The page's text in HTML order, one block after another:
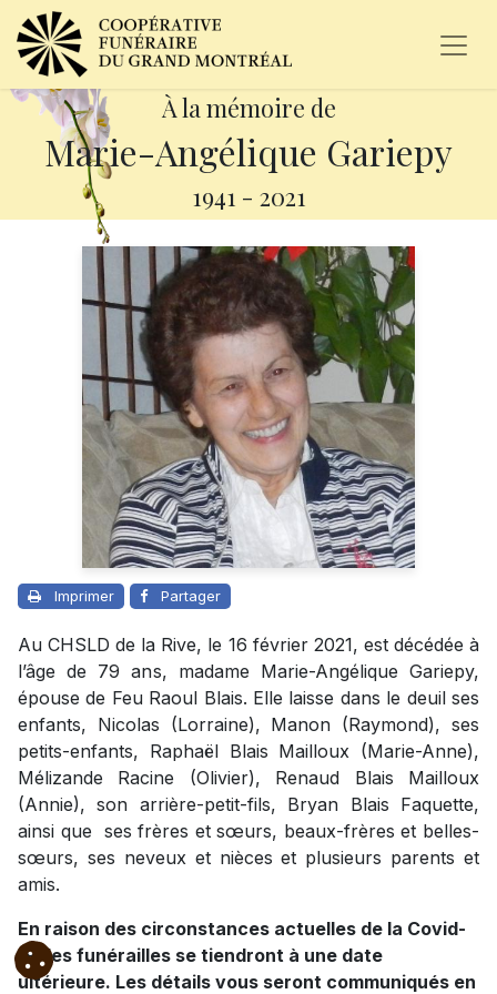
À la mémoire de
Marie-Angélique Gariepy
1941 - 2021
Imprimer Partager
Au CHSLD de la Rive, le 16 février 2021, est décédée à
l’âge de 79 ans, madame Marie-Angélique Gariepy,
épouse de Feu Raoul Blais. Elle laisse dans le deuil ses
enfants, Nicolas (Lorraine), Manon (Raymond), ses
petits-enfants, Raphaël Blais Mailloux (Marie-Anne),
Mélizande Racine (Olivier), Renaud Blais Mailloux
(Annie), son arrière-petit-fils, Bryan Blais Faquette,
ainsi que ses frères et sœurs, beaux-frères et belles-
sœurs, ses neveux et nièces et plusieurs parents et
amis.
En raison des circonstances actuelles de la Covid-
19, les funérailles se tiendront à une date
ultérieure. Les détails vous seront communiqués en